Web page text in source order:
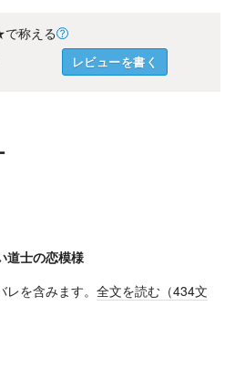
称える
レビューを書く
道士の恋模様
を含みます。 全文を読む（434文